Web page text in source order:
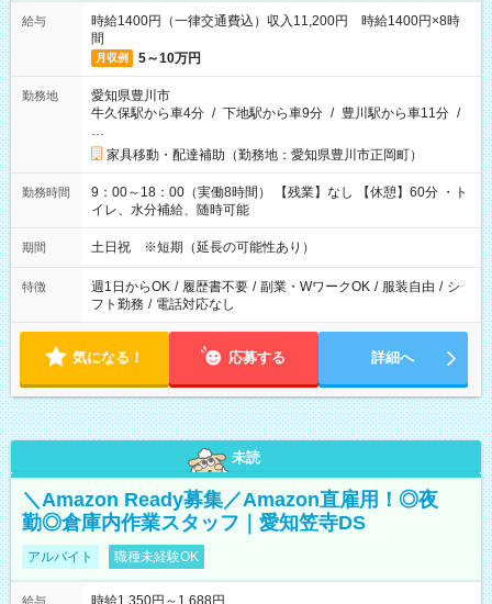
給与
時給1400円（一律交通費込）収入11,200円 時給1400円×8時
間
月収例 5～10万円
勤務地
愛知県豊川市
牛久保駅から車4分 / 下地駅から車9分 / 豊川駅から車11分 /
…
家具移動・配達補助（勤務地：愛知県豊川市正岡町）
勤務時間
9：00～18：00（実働8時間） 【残業】なし 【休憩】60分 ・ト
イレ、水分補給、随時可能
期間 土日祝 ※短期（延長の可能性あり）
特徴 週1日からOK / 履歴書不要 / 副業・WワークOK / 服装自由 / シ
フト勤務 / 電話対応なし
気になる！ 応募する 詳細へ
未読
＼Amazon Ready募集／Amazon直雇用！◎夜
勤◎倉庫内作業スタッフ｜愛知笠寺DS
アルバイト 職種未経験OK
給与 時給1,350円～1,688円